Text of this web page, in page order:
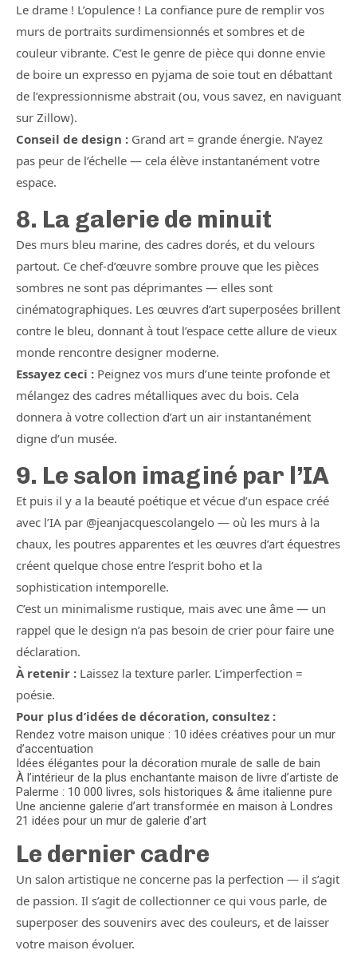
Le drame ! L’opulence ! La confiance pure de remplir vos
murs de portraits surdimensionnés et sombres et de
couleur vibrante. C’est le genre de pièce qui donne envie
de boire un expresso en pyjama de soie tout en débattant
de l’expressionnisme abstrait (ou, vous savez, en naviguant
sur Zillow).
Conseil de design : Grand art = grande énergie. N’ayez
pas peur de l’échelle — cela élève instantanément votre
espace.
8. La galerie de minuit
Des murs bleu marine, des cadres dorés, et du velours
partout. Ce chef-d’œuvre sombre prouve que les pièces
sombres ne sont pas déprimantes — elles sont
cinématographiques. Les œuvres d’art superposées brillent
contre le bleu, donnant à tout l’espace cette allure de vieux
monde rencontre designer moderne.
Essayez ceci : Peignez vos murs d’une teinte profonde et
mélangez des cadres métalliques avec du bois. Cela
donnera à votre collection d’art un air instantanément
digne d’un musée.
9. Le salon imaginé par l’IA
Et puis il y a la beauté poétique et vécue d’un espace créé
avec l’IA par @jeanjacquescolangelo — où les murs à la
chaux, les poutres apparentes et les œuvres d’art équestres
créent quelque chose entre l’esprit boho et la
sophistication intemporelle.
C’est un minimalisme rustique, mais avec une âme — un
rappel que le design n’a pas besoin de crier pour faire une
déclaration.
À retenir : Laissez la texture parler. L’imperfection =
poésie.
Pour plus d’idées de décoration, consultez :
Rendez votre maison unique : 10 idées créatives pour un mur
d’accentuation
Idées élégantes pour la décoration murale de salle de bain
À l’intérieur de la plus enchantante maison de livre d’artiste de
Palerme : 10 000 livres, sols historiques & âme italienne pure
Une ancienne galerie d’art transformée en maison à Londres
21 idées pour un mur de galerie d’art
Le dernier cadre
Un salon artistique ne concerne pas la perfection — il s’agit
de passion. Il s’agit de collectionner ce qui vous parle, de
superposer des souvenirs avec des couleurs, et de laisser
votre maison évoluer.